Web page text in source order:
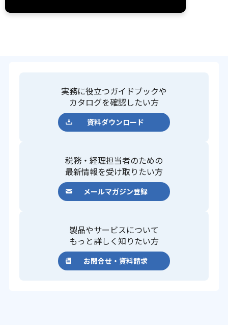
実務に役立つガイドブックや
カタログを確認したい方
資料ダウンロード
税務・経理担当者のための
最新情報を受け取りたい方
メールマガジン登録
製品やサービスについて
もっと詳しく知りたい方
お問合せ・資料請求